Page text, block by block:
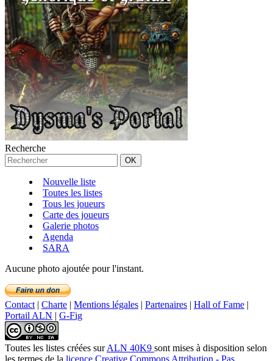
Recherche
Nouvelle liste
Toutes les listes
Tous les joueurs
Carte des joueurs
Galerie photos
Agenda
SARA
Aucune photo ajoutée pour l'instant.
Contact | Charte | Mentions légales | Partenaires | Hall of Fame |
Portail ALN | G-Fig
Toutes les listes créées surALN 40K9 sont mises à disposition selon
les termes de la licence Creative Commons Attribution - Pas